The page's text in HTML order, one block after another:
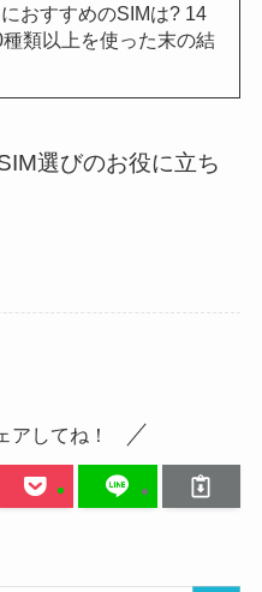
おすすめのSIMは? 14
類以上を使った末の結
選びのお役に立ち
アしてね！